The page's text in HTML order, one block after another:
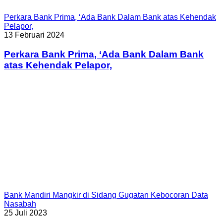
Perkara Bank Prima, ‘Ada Bank Dalam Bank atas Kehendak
Pelapor,
13 Februari 2024
Perkara Bank Prima, ‘Ada Bank Dalam Bank
atas Kehendak Pelapor,
Bank Mandiri Mangkir di Sidang Gugatan Kebocoran Data
Nasabah
25 Juli 2023